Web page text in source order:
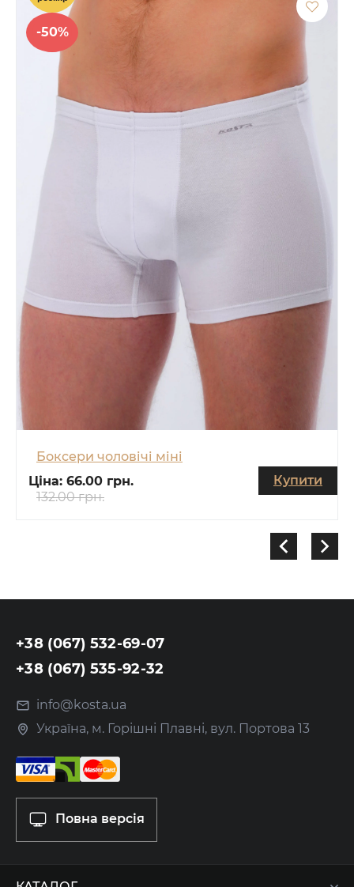
-50%
Боксери чоловічі міні
Ціна: 66.00 грн.
132.00 грн.
Купити
+38 (067) 532-69-07
+38 (067) 535-92-32
info@kosta.ua
Україна, м. Горішні Плавні, вул. Портова 13
Повна версія